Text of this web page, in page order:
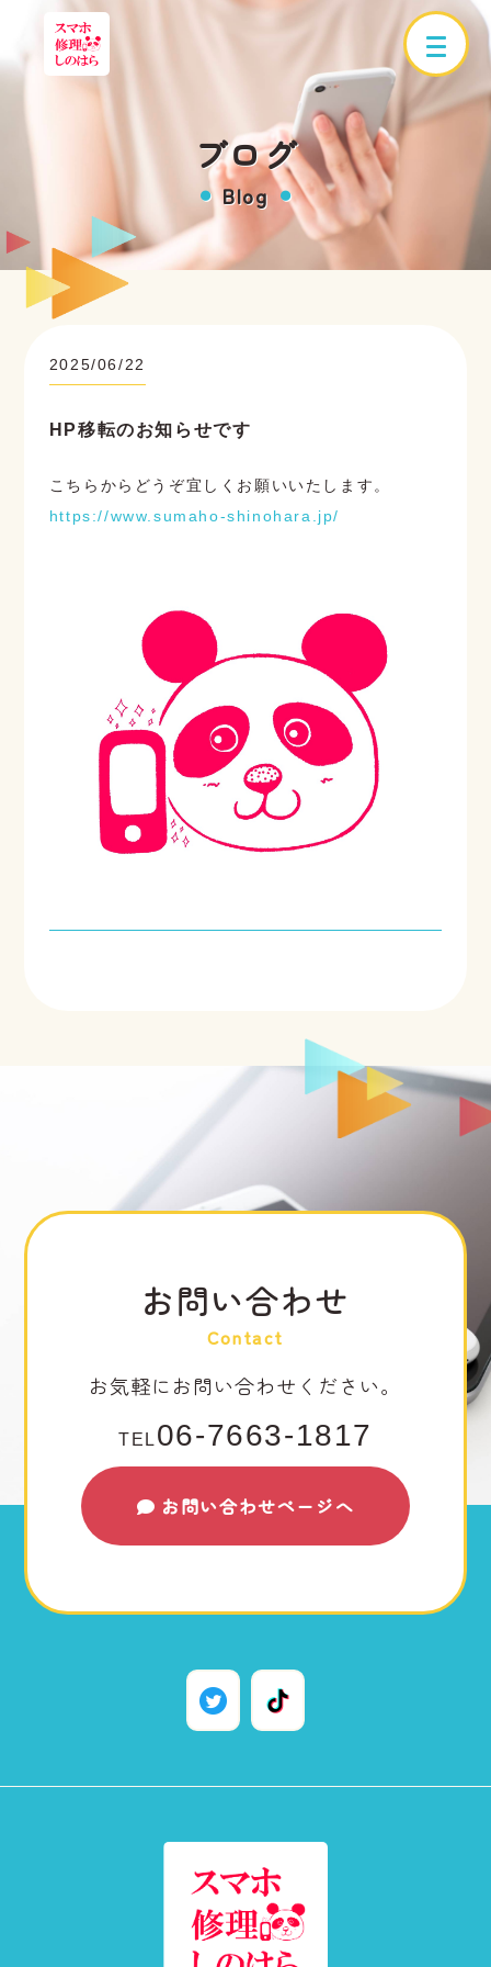
ブログ
● Blog ●
2025/06/22
HP移転のお知らせです
こちらからどうぞ宜しくお願いいたします。
https://www.sumaho-shinohara.jp/
お問い合わせ
Contact
お気軽にお問い合わせください。
TEL 06-7663-1817
お問い合わせページへ